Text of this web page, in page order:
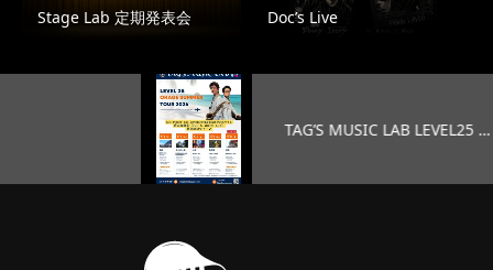
Stage Lab 定期発表会 Doc’s Live
TAG’S MUSIC LAB LEVEL25 …